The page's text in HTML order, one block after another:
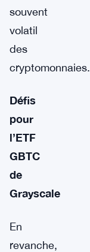
souvent
volatil
des
cryptomonnaies.
Défis
pour
l’ETF
GBTC
de
Grayscale
En
revanche,